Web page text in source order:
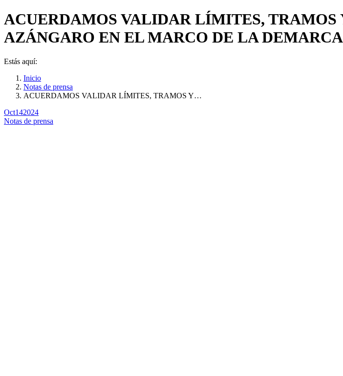
ACUERDAMOS VALIDAR LÍMITES, TRAMOS
AZÁNGARO EN EL MARCO DE LA
Estás aquí:
Inicio
Notas de prensa
ACUERDAMOS VALIDAR LÍMITES, TRAMOS Y…
Oct142024
Notas de prensa